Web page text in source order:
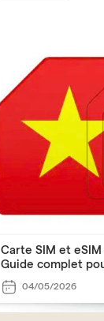
Carte SIM et
Guide complet
04/05/2026